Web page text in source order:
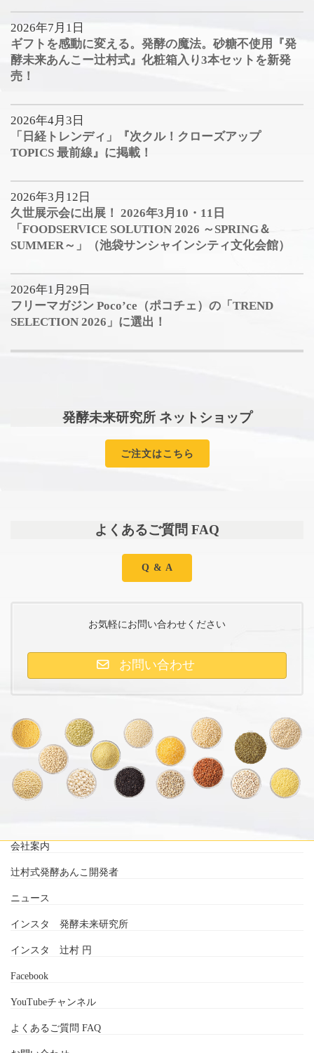
2026年7月1日
ギフトを感動に変える。発酵の魔法。砂糖不使用『発
酵未来あんこー辻村式』化粧箱入り3本セットを新発
売！
2026年4月3日
「日経トレンディ」『次クル！クローズアップ
TOPICS 最前線』に掲載！
2026年3月12日
久世展示会に出展！ 2026年3月10・11日
「FOODSERVICE SOLUTION 2026 ～SPRING＆
SUMMER～」（池袋サンシャインシティ文化会館）
2026年1月29日
フリーマガジン Poco’ce（ポコチェ）の「TREND
SELECTION 2026」に選出！
発酵未来研究所 ネットショップ
ご注文はこちら
よくあるご質問 FAQ
Q & A
お気軽にお問い合わせください
お問い合わせ
会社案内
辻村式発酵あんこ開発者
ニュース
インスタ 発酵未来研究所
インスタ 辻村 円
Facebook
YouTubeチャンネル
よくあるご質問 FAQ